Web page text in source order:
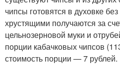
чипсы готовятся в духовке
хрустящими получаются за
цельнозерновой муки и
порции кабачковых чипсов
стоимость порции — 7 рублей.